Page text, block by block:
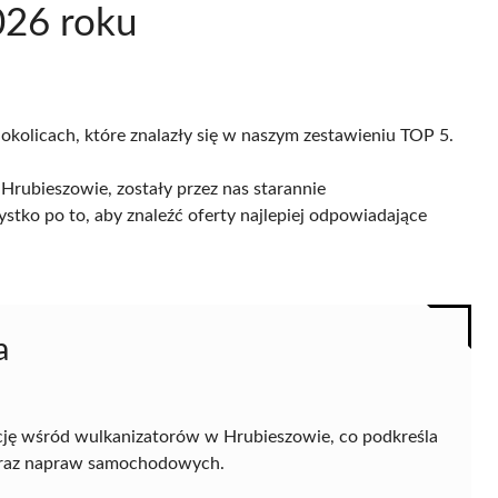
roku
które znalazły się w naszym zestawieniu TOP 5.
zostały przez nas starannie
po to, aby znaleźć oferty najlepiej odpowiadające
wśród wulkanizatorów w Hrubieszowie, co podkreśla
napraw samochodowych.